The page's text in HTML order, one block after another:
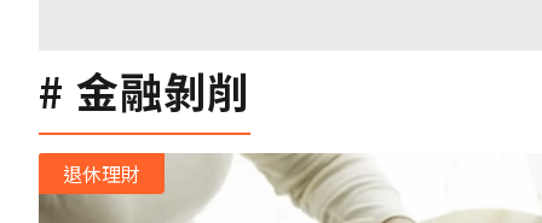
金融剝削
退休理財